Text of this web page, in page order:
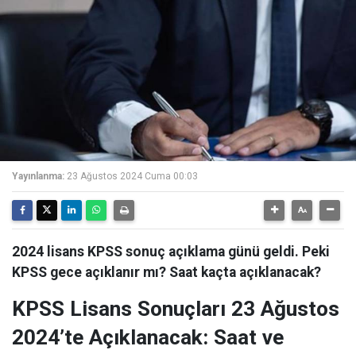
Yayınlanma: 23 Ağustos 2024 Cuma 00:03
2024 lisans KPSS sonuç açıklama günü geldi. Peki
KPSS gece açıklanır mı? Saat kaçta açıklanacak?
KPSS Lisans Sonuçları 23 Ağustos
2024’te Açıklanacak: Saat ve